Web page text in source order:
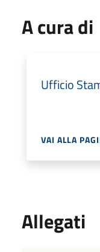
A cura di
Ufficio
VAI ALLA
Allegati